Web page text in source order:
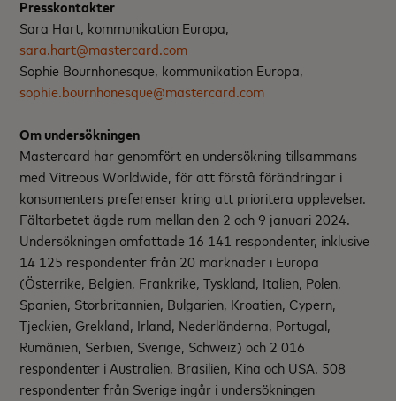
Presskontakter
Sara Hart, kommunikation Europa,
sara.hart@mastercard.com
Sophie Bournhonesque, kommunikation Europa,
sophie.bournhonesque@mastercard.com
Om undersökningen
Mastercard har genomfört en undersökning tillsammans
med Vitreous Worldwide, för att förstå förändringar i
konsumenters preferenser kring att prioritera upplevelser.
Fältarbetet ägde rum mellan den 2 och 9 januari 2024.
Undersökningen omfattade 16 141 respondenter, inklusive
14 125 respondenter från 20 marknader i Europa
(Österrike, Belgien, Frankrike, Tyskland, Italien, Polen,
Spanien, Storbritannien, Bulgarien, Kroatien, Cypern,
Tjeckien, Grekland, Irland, Nederländerna, Portugal,
Rumänien, Serbien, Sverige, Schweiz) och 2 016
respondenter i Australien, Brasilien, Kina och USA. 508
respondenter från Sverige ingår i undersökningen